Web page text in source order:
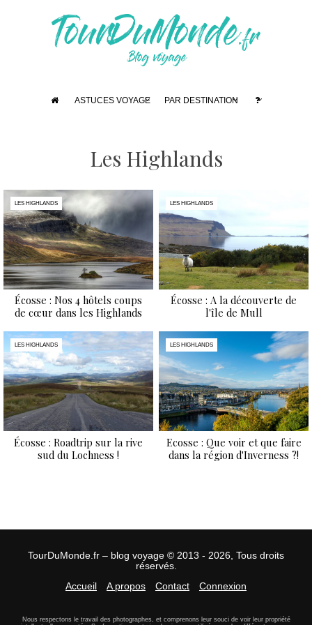
ASTUCES VOYAGE PAR DESTINATION
Les Highlands
LES HIGHLANDS
Écosse : Nos 4 hôtels coups
de cœur dans les Highlands
LES HIGHLANDS
Écosse : A la découverte de
l'île de Mull
LES HIGHLANDS
Écosse : Roadtrip sur la rive
sud du Lochness !
LES HIGHLANDS
Ecosse : Que voir et que faire
dans la région d'Inverness ?!
TourDuMonde.fr – blog voyage © 2013 - 2026, Tous droits
réservés.
Accueil
A propos Contact Connexion
Nous respectons le travail des photographes, et comprenons leur souci de voir leur propriété